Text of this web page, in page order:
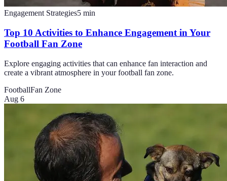
Engagement Strategies5 min
Top 10 Activities to Enhance Engagement in Your
Football Fan Zone
Explore engaging activities that can enhance fan interaction and
create a vibrant atmosphere in your football fan zone.
FootballFan Zone
Aug 6